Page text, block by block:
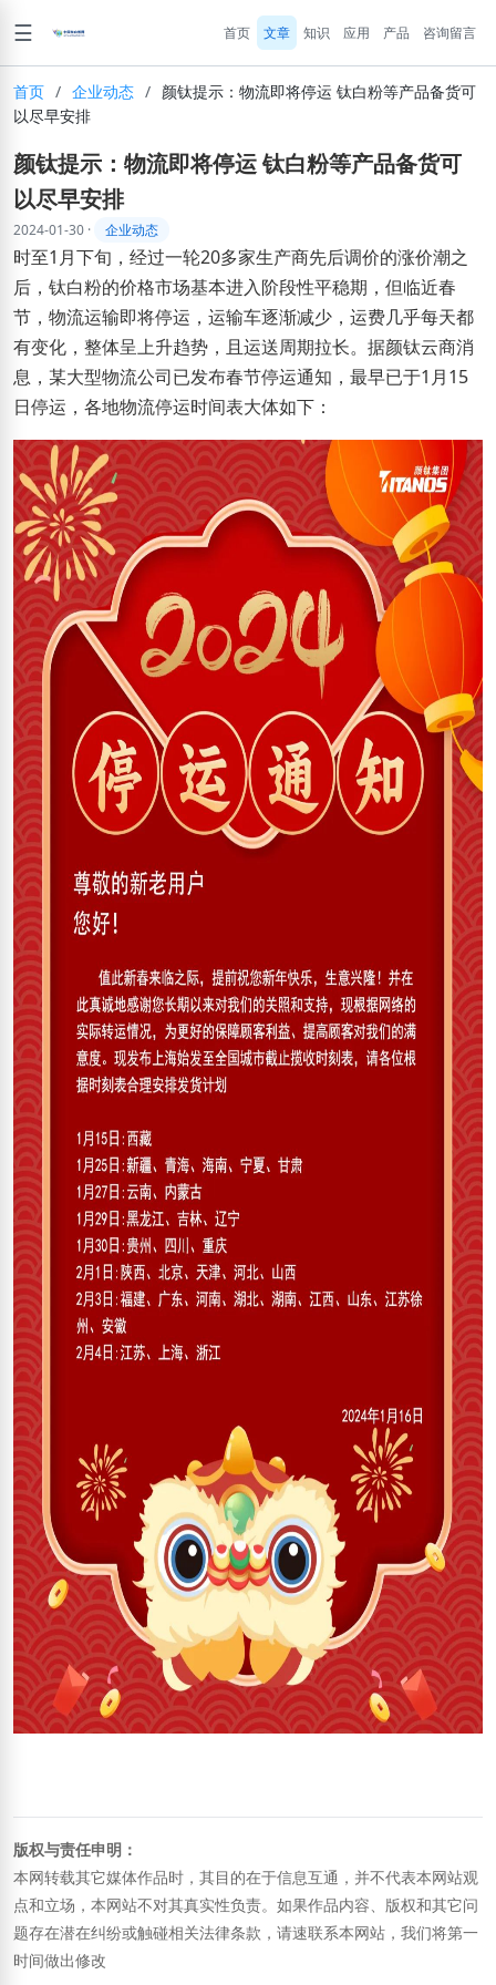
☰ 首页 文章 知识 应用 产品 咨询留言
首页 / 企业动态 / 颜钛提示：物流即将停运 钛白粉等产品备货可
以尽早安排
颜钛提示：物流即将停运 钛白粉等产品备货可
以尽早安排
2024-01-30 · 企业动态
时至1月下旬，经过一轮20多家生产商先后调价的涨价潮之
后，钛白粉的价格市场基本进入阶段性平稳期，但临近春
节，物流运输即将停运，运输车逐渐减少，运费几乎每天都
有变化，整体呈上升趋势，且运送周期拉长。据颜钛云商消
息，某大型物流公司已发布春节停运通知，最早已于1月15
日停运，各地物流停运时间表大体如下：
版权与责任申明：
本网转载其它媒体作品时，其目的在于信息互通，并不代表本网站观
点和立场，本网站不对其真实性负责。如果作品内容、版权和其它问
题存在潜在纠纷或触碰相关法律条款，请速联系本网站，我们将第一
时间做出修改